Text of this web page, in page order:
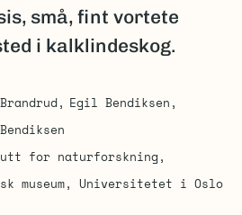
små, fint vortete
i kalklindeskog.
Egil Bendiksen
for naturforskning
museum, Universitetet i Oslo